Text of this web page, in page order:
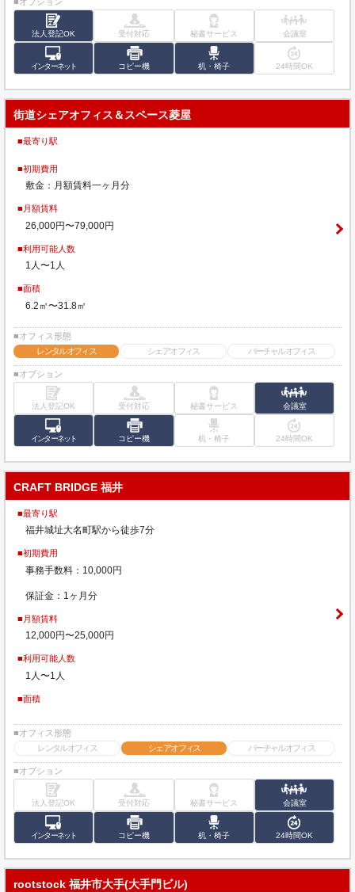
法人登記OK 受付対応 秘書サービス 会議室
インターネット コピー機 机・椅子 24時間OK
街道シェアオフィス＆スペース菱屋
■最寄り駅
■初期費用
敷金：月額賃料一ヶ月分
■月額賃料
26,000円〜79,000円
■利用可能人数
1人〜1人
■面積
6.2㎡〜31.8㎡
■オフィス形態
レンタルオフィス
シェアオフィス バーチャルオフィス
■オプション
法人登記OK 受付対応 秘書サービス 会議室
インターネット コピー機 机・椅子 24時間OK
CRAFT BRIDGE 福井
■最寄り駅
福井城址大名町駅から徒歩7分
■初期費用
事務手数料：10,000円
保証金：1ヶ月分
■月額賃料
12,000円〜25,000円
■利用可能人数
1人〜1人
■面積
■オフィス形態
レンタルオフィス
シェアオフィス バーチャルオフィス
■オプション
法人登記OK 受付対応 秘書サービス 会議室
インターネット コピー機 机・椅子 24時間OK
rootstock 福井市大手(大手門ビル)